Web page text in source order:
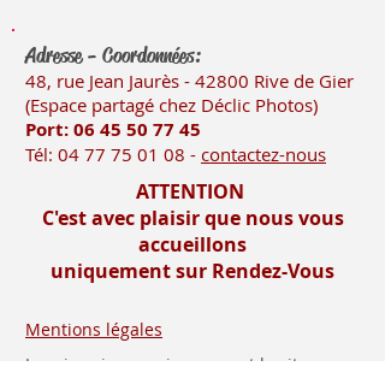
Adresse - Coordonnées:
48, rue Jean Jaurès - 42800 Rive de Gier
(Espace partagé chez Déclic Photos)
Port: 06 45 50 77 45
Tél: 04 77 75 01 08 - contactez-nous
ATTENTION
C'est avec plaisir que nous vous
accueillons
uniquement sur Rendez-Vous
Mentions légales
Imprimerie-mosnier.com est le site